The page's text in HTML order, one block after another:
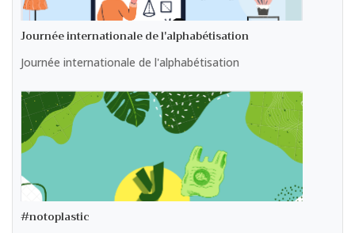
Journée internationale de l'alphabétisation
Journée internationale de l'alphabétisation
#notoplastic